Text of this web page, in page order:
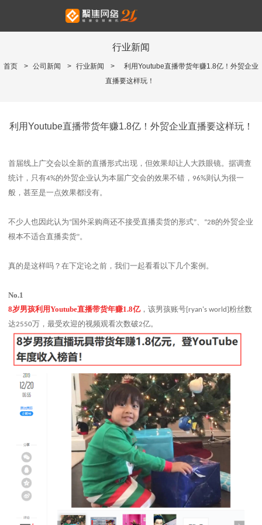
行业新闻
首页 > 公司新闻 > 行业新闻 >
利用Youtube直播带货年赚1.8亿！外贸企业
直播要这样玩！
利用Youtube直播带货年赚1.8亿！外贸企业直播要这样玩！
首届线上广交会以全新的直播形式出现，但效果却让人大跌眼镜。据调查
统计，只有4%的外贸企业认为本届广交会的效果不错， 96%则认为很一
般，甚至是一点效果都没有。
不少人也因此认为“国外采购商还不接受直播卖货的形式”、 “2B的外贸企业
根本不适合直播卖货”。
真的是这样吗？在下定论之前，我们一起看看以下几个案例。
No.1
8岁男孩利用Youtube直播带货年赚1.8亿，该男孩账号[ryan's world]粉丝数
达2550万，最受欢迎的视频观看次数破2亿。